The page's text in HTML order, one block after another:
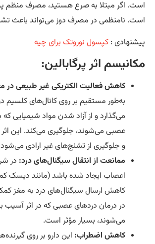
اگر مبتلا به صرع هستید، مصرف منظم
نامنظمی در مصرف دوز می‌تواند باعث تشنج
:کپسول نوروتک برای چیه
اثر پرگابالین:
کاهش فعالیت الکتریکی غیر طبیعی در مغز:
به‌طور مستقیم بر روی کانال‌های کلسیم در
می‌گذارد و از آزاد شدن مواد شیمیایی که
عصبی می‌شوند، جلوگیری می‌کند. این اثر
و جلوگیری از تشنج‌های غیر ارادی می‌شود.
ممانعت از انتقال سیگنال‌های درد:در
اعصاب ایجاد شده باشد (مانند دیسک کمر)،
کاهش ارسال سیگنال‌های درد به مغز کمک
در درمان دردهای عصبی که در اثر آسیب به
می‌شوند، بسیار مؤثر است.
کاهش اضطراب:این دارو بر روی گیرنده‌های